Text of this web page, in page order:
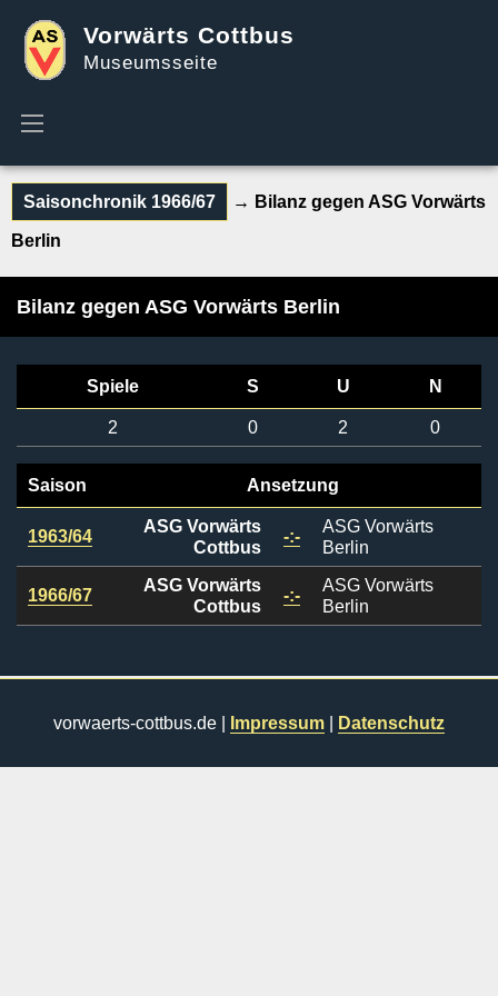
Vorwärts Cottbus
Museumsseite
Saisonchronik 1966/67 → Bilanz gegen ASG Vorwärts
Berlin
Bilanz gegen ASG Vorwärts Berlin
Spiele S U N
2 0 2 0
Saison Ansetzung
1963/64
ASG Vorwärts
Cottbus
-:-
ASG Vorwärts
Berlin
1966/67
ASG Vorwärts
Cottbus
-:-
ASG Vorwärts
Berlin
vorwaerts-cottbus.de | Impressum Datenschutz